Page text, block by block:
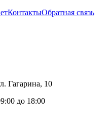
КонтактыОбратная связь
Гагарина, 10
до 18:00